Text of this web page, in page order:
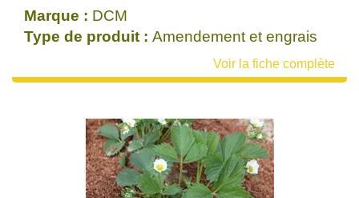
Marque : DCM
Type de produit : Amendement et engrais
Voir la fiche complète